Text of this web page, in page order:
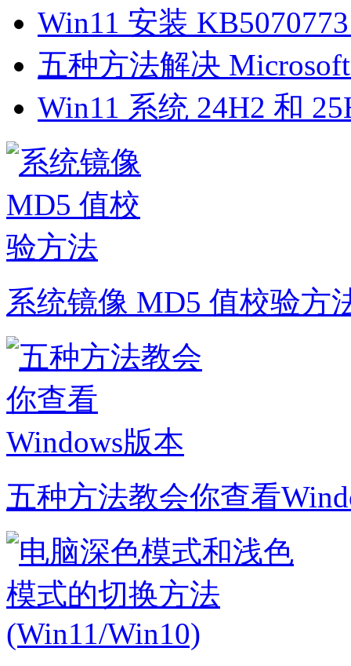
Win11 安装
五种方法解决
Win11 系统 24H2 和
系统镜像 MD5 值校验方
五种方法教会你查看